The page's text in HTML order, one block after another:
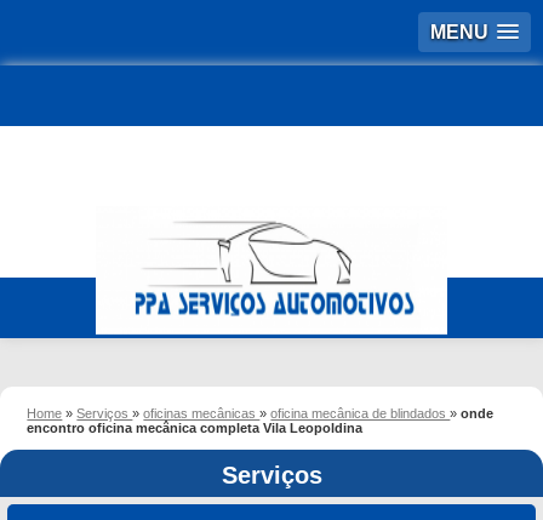
MENU
Home »Serviços»oficinas mecânicas»oficina mecânica de blindados»onde
encontro oficina mecânica completa Vila Leopoldina
Serviços